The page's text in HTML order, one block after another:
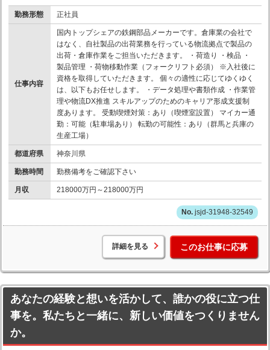
勤務形態 正社員
仕事内容
国内トップシェアの鉄鋼部品メーカーです。倉庫業の会社で
はなく、自社製品の出荷業務を行っている物流拠点で製品の
出荷・倉庫作業をご担当いただきます。 ・荷造り ・検品 ・
製品管理 ・荷物移動作業（フォークリフト必須） ※入社後に
資格を取得していただきます。 個々の適性に応じてゆくゆく
は、以下もお任せします。 ・データ処理や書類作成 ・作業管
理や物流DX推進 スキルアップのためのキャリア形成支援制
度あります。 受動喫煙対策：あり（喫煙室設置） マイカー通
勤：可能（駐車場あり） 転勤の可能性：あり（群馬と兵庫の
生産工場）
都道府県 神奈川県
勤務時間 勤務備考をご確認下さい
月収 218000万円～218000万円
jsjd-31948-32549
詳細を見る このお仕事に応募
あなたの経験と想いを活かして、誰かの役に立つ仕
事を。私たちと一緒に、新しい価値をつくりません
か。